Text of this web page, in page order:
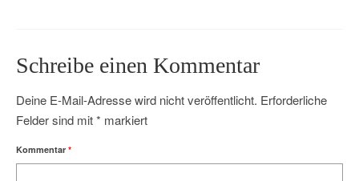
Schreibe einen Kommentar
Deine E-Mail-Adresse wird nicht veröffentlicht. Erforderliche
Felder sind mit* markiert
Kommentar *